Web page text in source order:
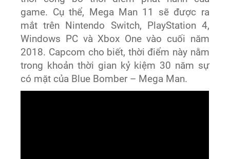
game. Cụ thể, Mega Man 11 sẽ được ra
mắt trên Nintendo Switch, PlayStation 4,
Windows PC và Xbox One vào cuối năm
2018. Capcom cho biết, thời điểm này nằm
trong khoản thời gian kỷ kiệm 30 năm sự
có mặt của Blue Bomber – Mega Man.